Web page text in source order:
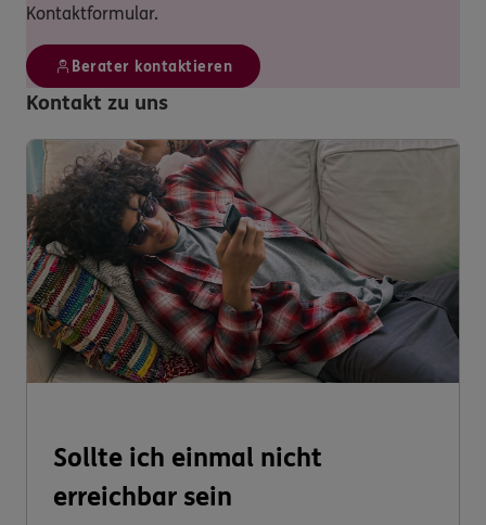
Kontaktformular.
Berater kontaktieren
Kontakt zu uns
Sollte ich einmal nicht
erreichbar sein